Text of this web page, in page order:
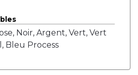
Noir, Argent, Vert, Vert
Bleu Process